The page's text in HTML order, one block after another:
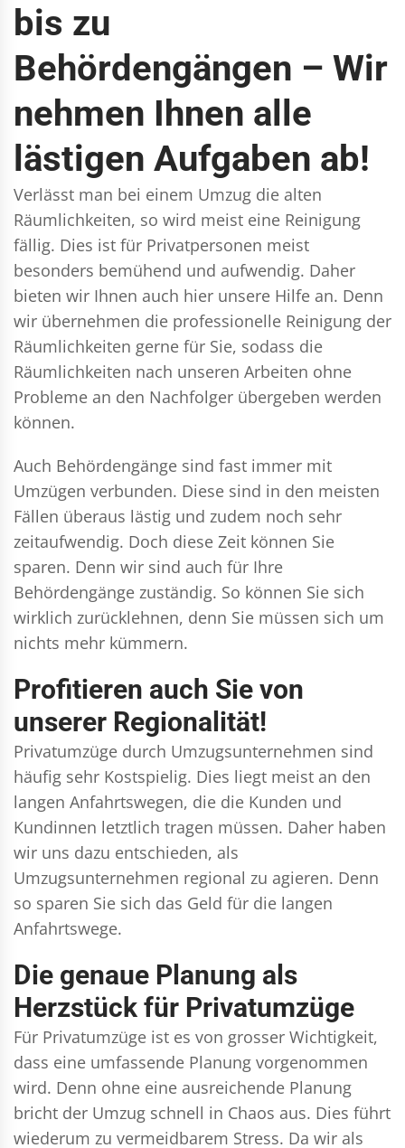
bis zu
Behördengängen – Wir
nehmen Ihnen alle
lästigen Aufgaben ab!
Verlässt man bei einem Umzug die alten
Räumlichkeiten, so wird meist eine Reinigung
fällig. Dies ist für Privatpersonen meist
besonders bemühend und aufwendig. Daher
bieten wir Ihnen auch hier unsere Hilfe an. Denn
wir übernehmen die professionelle Reinigung der
Räumlichkeiten gerne für Sie, sodass die
Räumlichkeiten nach unseren Arbeiten ohne
Probleme an den Nachfolger übergeben werden
können.
Auch Behördengänge sind fast immer mit
Umzügen verbunden. Diese sind in den meisten
Fällen überaus lästig und zudem noch sehr
zeitaufwendig. Doch diese Zeit können Sie
sparen. Denn wir sind auch für Ihre
Behördengänge zuständig. So können Sie sich
wirklich zurücklehnen, denn Sie müssen sich um
nichts mehr kümmern.
Profitieren auch Sie von
unserer Regionalität!
Privatumzüge durch Umzugsunternehmen sind
häufig sehr Kostspielig. Dies liegt meist an den
langen Anfahrtswegen, die die Kunden und
Kundinnen letztlich tragen müssen. Daher haben
wir uns dazu entschieden, als
Umzugsunternehmen regional zu agieren. Denn
so sparen Sie sich das Geld für die langen
Anfahrtswege.
Die genaue Planung als
Herzstück für Privatumzüge
Für Privatumzüge ist es von grosser Wichtigkeit,
dass eine umfassende Planung vorgenommen
wird. Denn ohne eine ausreichende Planung
bricht der Umzug schnell in Chaos aus. Dies führt
wiederum zu vermeidbarem Stress. Da wir als